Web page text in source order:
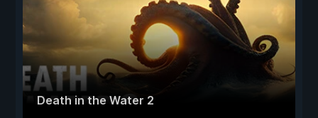
Death in the Water 2